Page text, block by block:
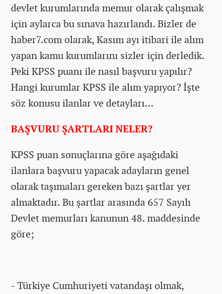
devlet kurumlarında memur olarak çalışmak
için aylarca bu sınava hazırlandı. Bizler de
haber7.com olarak, Kasım ayı itibari ile alım
yapan kamu kurumlarını sizler için derledik.
Peki KPSS puanı ile nasıl başvuru yapılır?
Hangi kurumlar KPSS ile alım yapıyor? İşte
söz konusu ilanlar ve detayları…
BAŞVURU ŞARTLARI NELER?
KPSS puan sonuçlarına göre aşağıdaki
ilanlara başvuru yapacak adayların genel
olarak taşımaları gereken bazı şartlar yer
almaktadır. Bu şartlar arasında 657 Sayılı
Devlet memurları kanunun 48. maddesinde
göre;
- Türkiye Cumhuriyeti vatandaşı olmak,